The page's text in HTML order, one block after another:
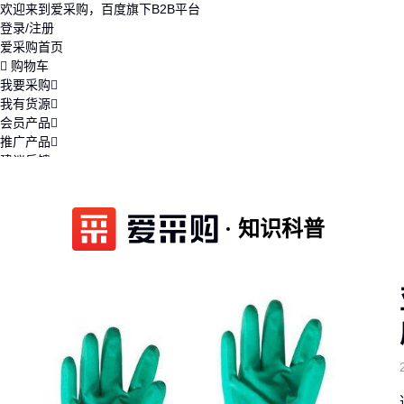
欢迎来到爱采购，百度旗下B2B平台
登录/注册
爱采购首页
购物车
我要采购
我有货源
会员产品
推广产品
建议反馈
知识科普